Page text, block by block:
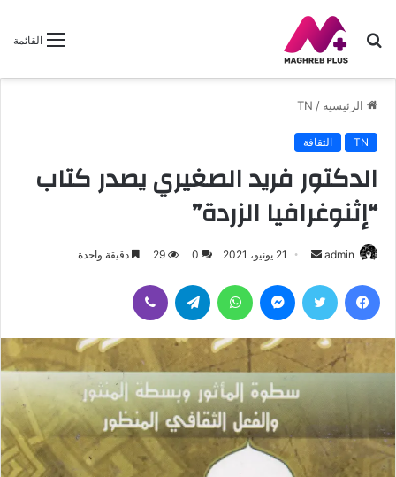
القائمة
بحث
عن
الرئيسية /
TN
TN الثقافة
الدكتور فريد الصغيري يصدر كتاب
“إثنوغرافيا الزردة”
admin
أرسل
إلكترونيا
21 يونيو، 2021 0
29 دقيقة واحدة
فيسبوك تويتر ماسنجر واتساب تيلقرام